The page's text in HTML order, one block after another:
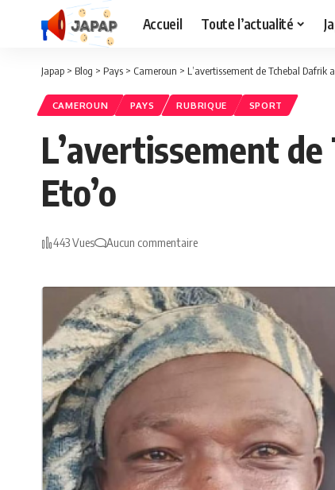
Accueil Toute l’actualité
Japap > Blog > Pays > Cameroun > L’avertissement de Tchebal Dafrik
CAMEROUN PAYS RUBRIQUE SPORT
L’avertissement
Eto’o
443 Vues Aucun commentaire